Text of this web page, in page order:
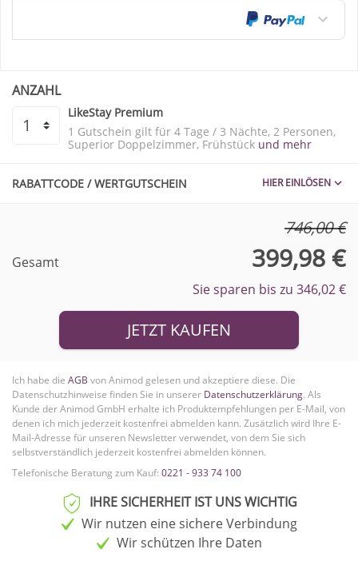
ANZAHL
LikeStay Premium
1 Gutschein gilt für 4 Tage / 3 Nächte 2 Personen
Superior Doppelzimmer Frühstück und mehr
RABATTCODE / WERTGUTSCHEIN HIER EINLÖSEN
746,00 €
Gesamt 399,98 €
Sie sparen bis zu 346,02 €
JETZT KAUFEN
Ich habe die AGB von Animod gelesen und akzeptiere diese. Die
Datenschutzhinweise finden Sie in unserer Datenschutzerklärung. Als
Kunde der Animod GmbH erhalte ich Produktempfehlungen per E-Mail, von
denen ich mich jederzeit kostenfrei abmelden kann. Zusätzlich wird Ihre E-
Mail-Adresse für unseren Newsletter verwendet, von dem Sie sich
selbstverständlich jederzeit kostenfrei abmelden können.
Telefonische Beratung zum Kauf: 0221 - 933 74 100
IHRE SICHERHEIT IST UNS WICHTIG
Wir nutzen eine sichere Verbindung
Wir schützen Ihre Daten